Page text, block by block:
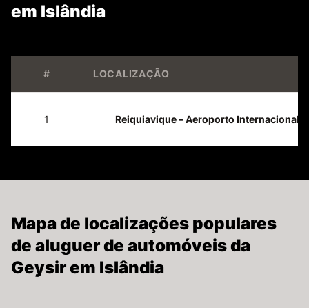
em Islândia
# LOCALIZAÇÃO
1 Reiquiavique – Aeroporto Internacional
Mapa de localizações populares
de aluguer de automóveis da
Geysir em Islândia